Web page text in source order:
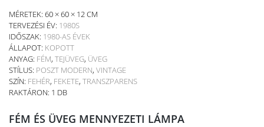
MÉRETEK: 60 × 60 × 12 CM
TERVEZÉSI ÉV: 1980S
IDŐSZAK: 1980-AS ÉVEK
ÁLLAPOT: KOPOTT
ANYAG: FÉM, TEJÜVEG, ÜVEG
STÍLUS: POSZT MODERN, VINTAGE
SZÍN: FEHÉR, FEKETE, TRANSZPARENS
RAKTÁRON: 1 DB
FÉM ÉS ÜVEG MENNYEZETI LÁMPA